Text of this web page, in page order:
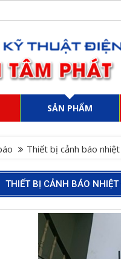
SẢN PHẨM
Thiết bị cảnh báo
THIẾT BỊ CẢNH BÁO